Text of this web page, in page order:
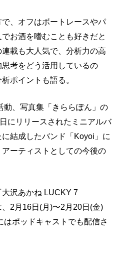
で、オフはボートレースやパ
お酒を嗜むことも好きだと
載も大人気で、分析力の高
考をどう活用しているの
ポイントも語る。
動、写真集「きららぽん」の
にリリースされたミニアルバ
結成したバンド「Koyoi」に
ーティストとしての今後の
沢あかね LUCKY 7
2月16日(月)〜2月20日(金)
ポッドキャストでも配信さ